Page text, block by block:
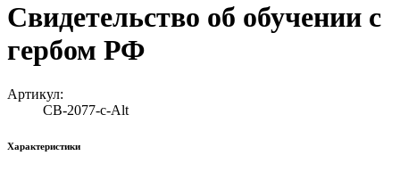
Свидетельство об обучении с
гербом РФ
Артикул:
СВ-2077-с-Alt
Характеристики